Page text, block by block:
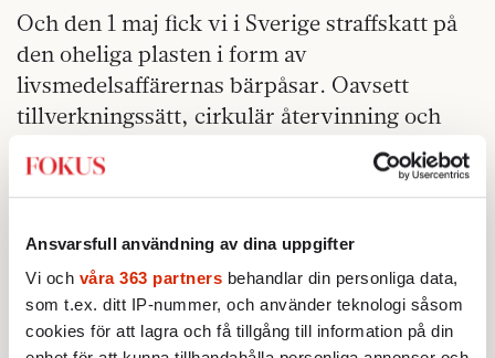
Ansvarsfull användning av dina uppgifter
Vi och våra 363 partners behandlar din personliga data,
som t.ex. ditt IP-nummer, och använder teknologi såsom
cookies för att lagra och få tillgång till information på din
Och den 1 maj fick vi i Sverige straffskatt på
den oheliga plasten i form av
livsmedelsaffärernas bärpåsar. Oavsett
tillverkningssätt, cirkulär återvinning och
nationellt ursprung. Det hjälps inte att
kunniga har förklarat att svenska plastkassar
tygkasse i ekologisk bomull måste brukas typ
20 000 gånger för att bli miljönyttig.
Det kan man kalla skenhelighet, eller förstås
symbolpolitik. Åtgärder som gör gemene hen